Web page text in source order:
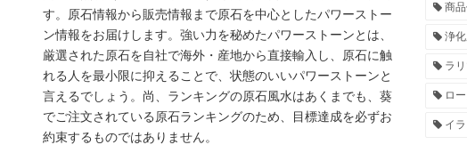
す。原石情報から販売情報まで原石を中心としたパワーストー
ン情報をお届けします。強い力を秘めたパワーストーンとは、
厳選された原石を自社で海外・産地から直接輸入し、原石に触
れる人を最小限に抑えることで、状態のいいパワーストーンと
言えるでしょう。尚、ランキングの原石風水はあくまでも、葵
でご注文されている原石ランキングのため、目標達成を必ずお
約束するものではありません。
商品
浄化
ラリ
ロー
イラ